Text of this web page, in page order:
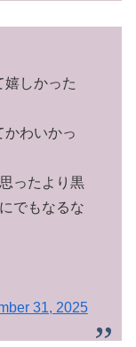
嬉しかった
かわいかっ
ったより黒
でもなるな
31, 2025